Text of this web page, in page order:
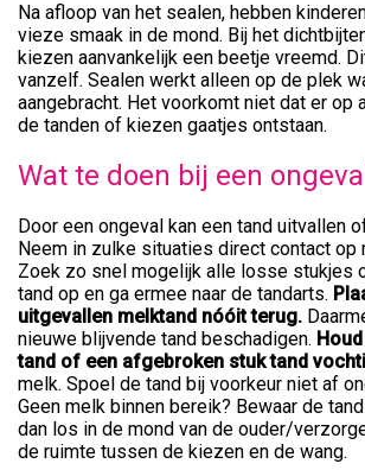
Na afloop van het sealen, hebben
vieze smaak in de mond. Bij het
kiezen aanvankelijk een beetje vreemd.
vanzelf. Sealen werkt alleen op de plek
aangebracht. Het voorkomt niet dat er op
de tanden of kiezen gaatjes ontstaan.
Wat te doen bij een
Door een ongeval kan een tand uitvallen
Neem in zulke situaties direct contact op
Zoek zo snel mogelijk alle losse stukjes
tand op en ga ermee naar de tandarts.
uitgevallen melktand nóóit terug.
nieuwe blijvende tand beschadigen.
tand of een afgebroken stuk tand
melk. Spoel de tand bij voorkeur niet af
Geen melk binnen bereik? Bewaar de
dan los in de mond van de ouder/
de ruimte tussen de kiezen en de wang.